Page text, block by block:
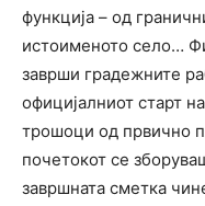
функција – од
истоименото село…
заврши градежните
официјалниот старт
трошоци од првично
почетокот се
завршната сметка